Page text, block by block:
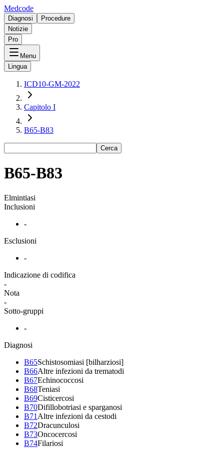
Medcode
Diagnosi
Procedure
Notizie
Pro
Menu
Lingua
ICD10-GM-2022
Capitolo I
B65-B83
Cerca
B65-B83
Elmintiasi
Inclusioni
-
Esclusioni
-
Indicazione di codifica
-
Nota
-
Sotto-gruppi
-
Diagnosi
B65Schistosomiasi [bilharziosi]
B66Altre infezioni da trematodi
B67Echinococcosi
B68Teniasi
B69Cisticercosi
B70Difillobotriasi e sparganosi
B71 Altre infezioni da cestodi
B72Dracunculosi
B73Oncocercosi
B74Filariosi